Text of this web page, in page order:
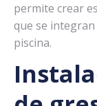
permite crear
que se
piscina.